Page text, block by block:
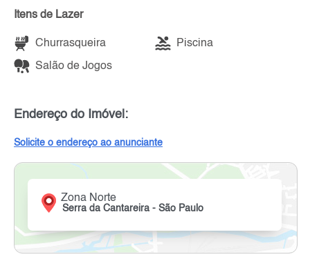
Itens de Lazer
Churrasqueira Piscina
Salão de Jogos
Endereço do Imóvel:
Solicite o endereço ao anunciante
Zona Norte
Serra da Cantareira - São Paulo